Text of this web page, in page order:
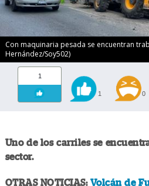
Con maquinaria pesada se encuentran
Hernández/Soy502)
1
1 0
Uno de los carriles se
sector.
OTRAS NOTICIAS: Volcán de